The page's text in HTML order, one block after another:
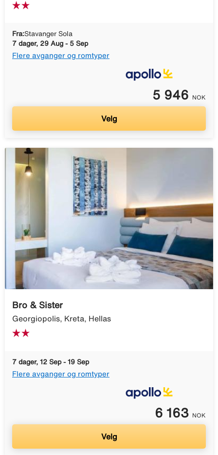
Fra:Stavanger Sola
7 dager, 29 Aug - 5 Sep
Flere avganger og romtyper
5 946 NOK
Velg
Bro & Sister
Georgiopolis, Kreta, Hellas
7 dager, 12 Sep - 19 Sep
Flere avganger og romtyper
6 163 NOK
Velg